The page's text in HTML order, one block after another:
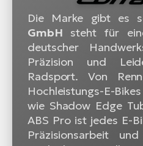
Die Marke gibt es
GmbH steht für
deutscher
Präzision und
Radsport. Von
Hochleistungs-E-
wie Shadow Edge
ABS Pro ist jedes E-
Präzisionsarbeit